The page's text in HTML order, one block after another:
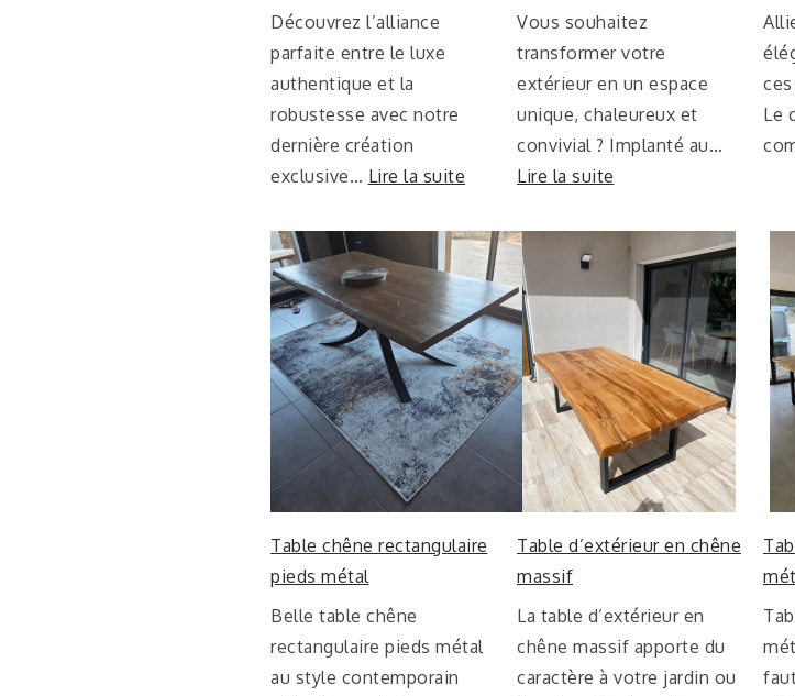
Découvrez l’alliance
parfaite entre le luxe
authentique et la
robustesse avec notre
dernière création
exclusive… Lire la suite
Vous souhaitez
transformer votre
extérieur en un espace
unique, chaleureux et
convivial ? Implanté au…
Lire la suite
Le
Table chêne rectangulaire
pieds métal
Belle table chêne
rectangulaire pieds métal
au style contemporain
Table d’extérieur en chêne
massif
La table d’extérieur en
chêne massif apporte du
caractère à votre jardin ou